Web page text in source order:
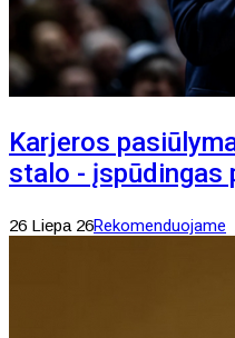
Karjeros
stalo - įspūdingas
26 Liepa 26Rekomenduojame